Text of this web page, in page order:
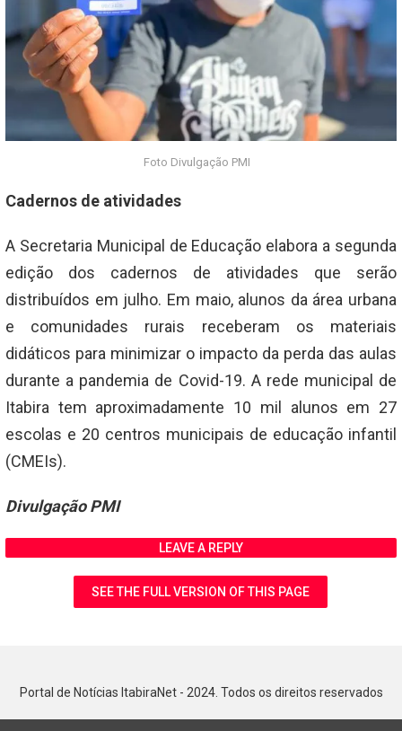
Foto Divulgação PMI
Cadernos de atividades
A Secretaria Municipal de Educação elabora a segunda
edição dos cadernos de atividades que serão
distribuídos em julho. Em maio, alunos da área urbana
e comunidades rurais receberam os materiais
didáticos para minimizar o impacto da perda das aulas
durante a pandemia de Covid-19. A rede municipal de
Itabira tem aproximadamente 10 mil alunos em 27
escolas e 20 centros municipais de educação infantil
(CMEIs).
Divulgação PMI
LEAVE A REPLY
SEE THE FULL VERSION OF THIS PAGE
Portal de Notícias ItabiraNet - 2024. Todos os direitos reservados